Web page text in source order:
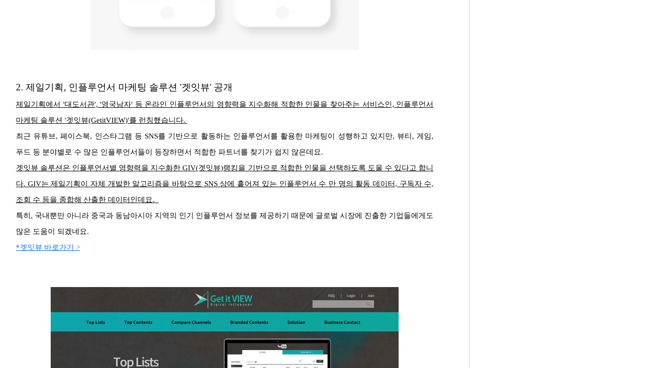
2. 제일기획, 인플루언서 마케팅 솔루션 '겟잇뷰' 공개
제일기획에서 '대도서관', '영국남자' 등 온라인 인플루언서의 영향력을 지수화해 적합한 인물을 찾아주는 서비스인, 인플루언서
마케팅 솔루션 '겟잇뷰(GetitVIEW)'를 런칭했습니다.
최근 유튜브, 페이스북, 인스타그램 등 SNS를 기반으로 활동하는 인플루언서를 활용한 마케팅이 성행하고 있지만, 뷰티, 게임,
푸드 등 분야별로 수 많은 인플루언서들이 등장하면서 적합한 파트너를 찾기 가 쉽지 않은데요.
겟잇뷰 솔루션은 인플루언서별 영향력을 지수화한 GIV(겟잇뷰)랭킹을 기반으로 적합한 인물을 선택하도록 도울 수 있다고 합니
다. GIV는 제일기획이 자체 개발한 알고리즘을 바탕으로 SNS 상에 흩어져 있는 인플루언서 수 만 명의 활동 데이터, 구독자 수,
조회 수 등을 종합해 산출한 데이터인데요.
특히, 국내뿐만 아니라 중국과 동남아시아 지역의 인기 인플루언서 정보를 제공하기 때문에 글로벌 시장에 진출한 기업들에게도
많은 도움이 되겠네요.
*겟잇뷰 바로가기 >